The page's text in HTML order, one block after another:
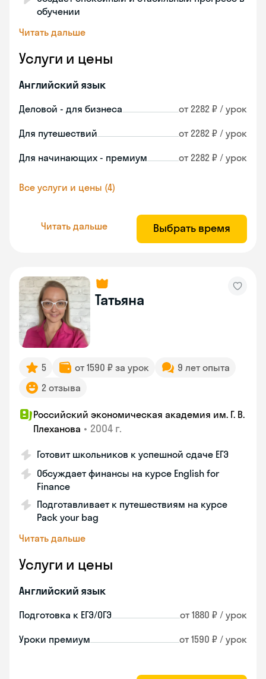
обучении
Читать дальше
Услуги и цены
Английский язык
Деловой - для бизнеса от 2282 ₽ / урок
Для путешествий от 2282 ₽ / урок
Для начинающих - премиум от 2282 ₽ / урок
Все услуги и цены (4)
Читать дальше Выбрать время
Татьяна
5 от 1590 ₽ за урок
9 лет опыта
2 отзыва
Российский экономическая академия им. Г. В.
Плеханова • 2004 г.
Готовит школьников к успешной сдаче ЕГЭ
Обсуждает финансы на курсе English for
Finance
Подготавливает к путешествиям на курсе
Pack your bag
Читать дальше
Услуги и цены
Английский язык
Подготовка к ЕГЭ/ОГЭ от 1880 ₽ / урок
Уроки премиум от 1590 ₽ / урок